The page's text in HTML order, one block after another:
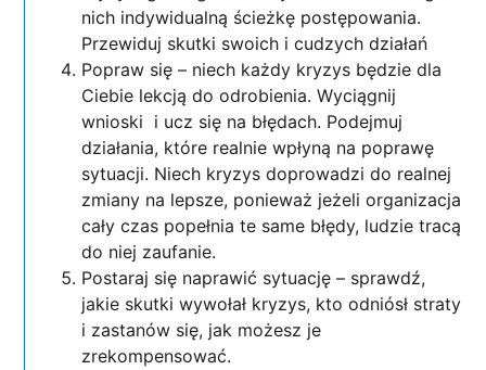
nich indywidualną ścieżkę postępowania.
Przewiduj skutki swoich i cudzych działań
Popraw się – niech każdy kryzys będzie dla
Ciebie lekcją do odrobienia. Wyciągnij
wnioski i ucz się na błędach. Podejmuj
działania, które realnie wpłyną na poprawę
sytuacji. Niech kryzys doprowadzi do realnej
zmiany na lepsze, ponieważ jeżeli organizacja
cały czas popełnia te same błędy, ludzie tracą
do niej zaufanie.
Postaraj się naprawić sytuację – sprawdź,
jakie skutki wywołał kryzys, kto odniósł straty
i zastanów się, jak możesz je
zrekompensować.